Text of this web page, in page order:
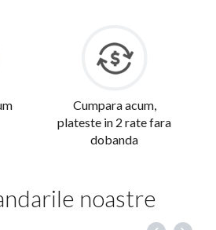
Cumpara acum,
plateste in 2 rate fara
dobanda
noastre